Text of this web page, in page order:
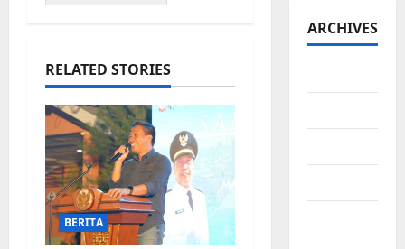
RELATED STORIES
BERITA
ARCHIVES